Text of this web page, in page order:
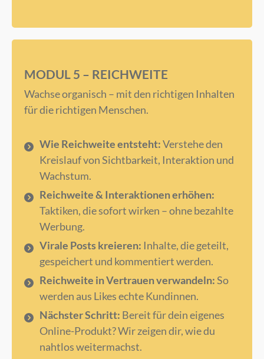
MODUL 5 – REICHWEITE
Wachse organisch – mit den richtigen Inhalten
für die richtigen Menschen.
Wie Reichweite entsteht:Verstehe den
Kreislauf von Sichtbarkeit, Interaktion und
Wachstum.
Reichweite & Interaktionen erhöhen:
Taktiken, die sofort wirken – ohne bezahlte
Werbung.
Virale Posts kreieren: Inhalte, die geteilt,
gespeichert und kommentiert werden.
Reichweite in Vertrauen verwandeln:So
werden aus Likes echte Kundinnen.
Nächster Schritt: Bereit für dein eigenes
Online-Produkt? Wir zeigen dir, wie du
nahtlos weitermachst.